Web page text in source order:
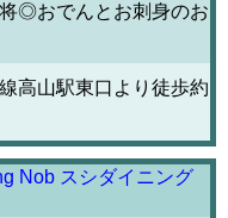
◎おでんとお刺身のお
高山駅東口より徒歩約
Nob スシダイニング